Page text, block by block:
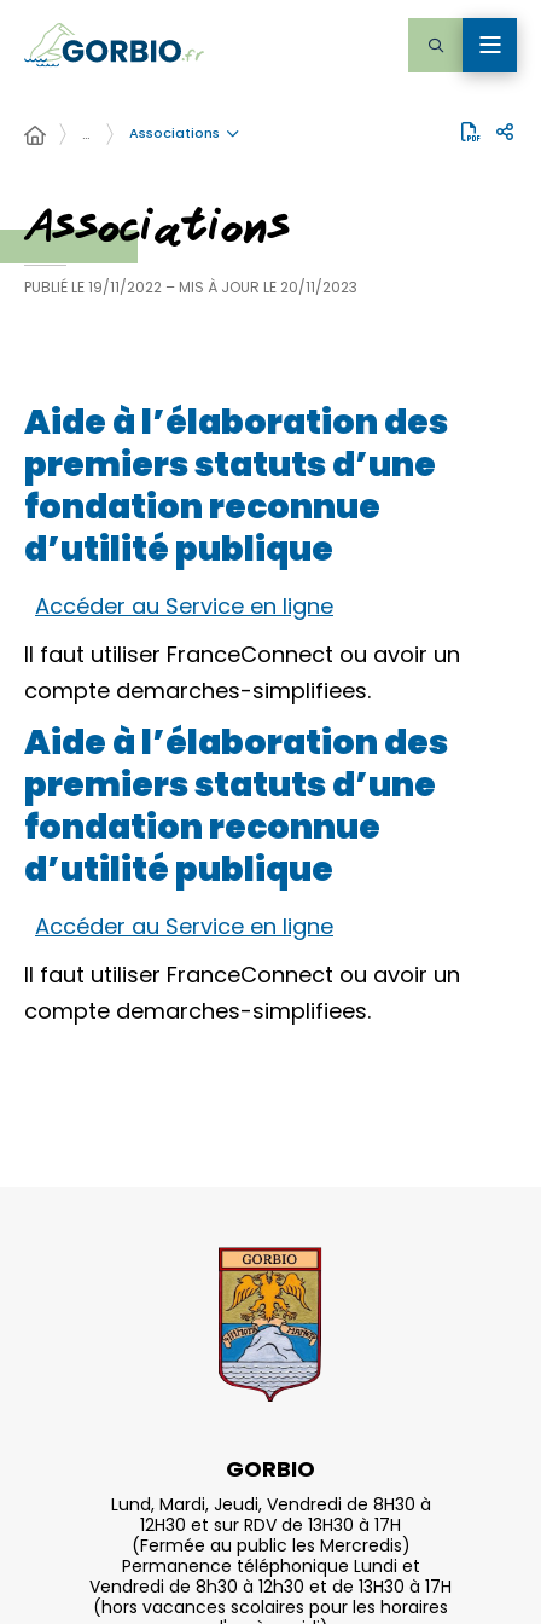
… Associations
Associations
PUBLIÉ LE19/11/2022 – MIS À JOUR LE 20/11/2023
Aide à l’élaboration des
premiers statuts d’une
fondation reconnue
d’utilité publique
Accéder au Service en ligne
Il faut utiliser FranceConnect ou avoir un
compte demarches-simplifiees.
Aide à l’élaboration des
premiers statuts d’une
fondation reconnue
d’utilité publique
Accéder au Service en ligne
Il faut utiliser FranceConnect ou avoir un
compte demarches-simplifiees.
GORBIO
Lund, Mardi, Jeudi, Vendredi de 8H30 à
12H30 et sur RDV de 13H30 à 17H
(Fermée au public les Mercredis)
Permanence téléphonique Lundi et
Vendredi de 8h30 à 12h30 et de 13H30 à 17H
(hors vacances scolaires pour les horaires